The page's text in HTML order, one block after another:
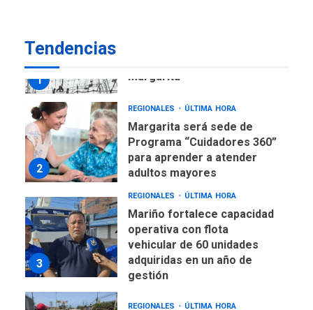
Tendencias
2
Programa “Cuidadores 360”
para aprender a atender
3
REGIONALES ÚLTIMA HORA
Mariño fortalece capacidad
operativa con flota
vehicular de 60 unidades
gestión
4
REGIONALES ÚLTIMA HORA
Reparan hundimiento de la
«Juan Bautista Arismendi» a
la altura de Macho Muerto